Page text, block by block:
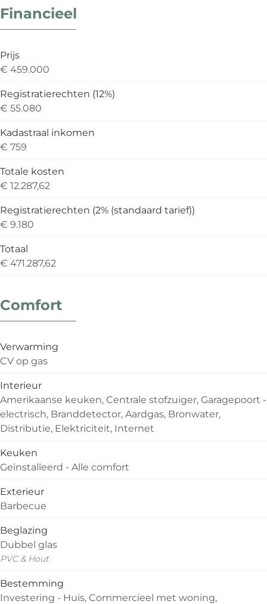
Financieel
Prijs
€ 459.000
Registratierechten (12%)
€ 55.080
Kadastraal inkomen
€ 759
Totale kosten
€ 12.287,62
Registratierechten (2% (standaard tarief))
€ 9.180
Totaal
€ 471.287,62
Comfort
Verwarming
CV op gas
Interieur
Amerikaanse keuken, Centrale stofzuiger, Garagepoort -
electrisch, Branddetector, Aardgas, Bronwater,
Distributie, Elektriciteit, Internet
Keuken
Geïnstalleerd - Alle comfort
Exterieur
Barbecue
Beglazing
Dubbel glas
PVC & Hout
Bestemming
Investering - Huis, Commercieel met woning,